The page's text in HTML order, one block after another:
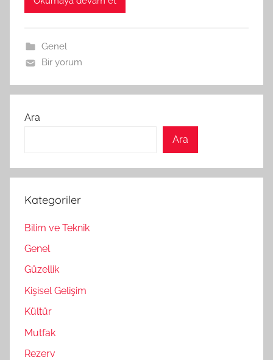
Genel
Bir yorum
Ara
Ara
Kategoriler
Bilim ve Teknik
Genel
Güzellik
Kişisel Gelişim
Kültür
Mutfak
Rezerv